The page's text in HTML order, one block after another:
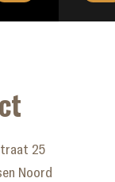
25
Noord